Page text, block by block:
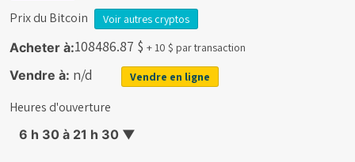
Prix du Bitcoin Voir autres cryptos
Acheter à:108486.87 $ + 10 $ par transaction
Vendre à: n/d Vendre en ligne
Heures d'ouverture
6 h 30 à 21 h 30 ▼